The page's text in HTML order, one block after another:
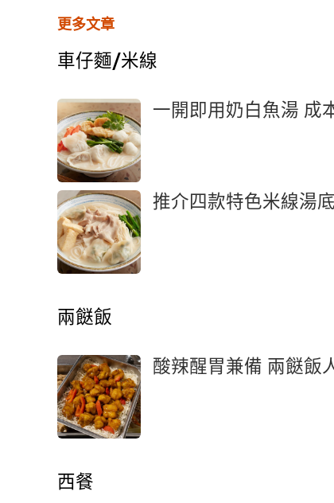
更多文章
車仔麵/米線
一開即用奶白魚湯 成
推介四款特色米線湯
兩餸飯
酸辣醒胃兼備 兩餸飯
西餐